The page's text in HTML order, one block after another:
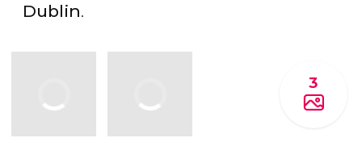
Dublin.
3